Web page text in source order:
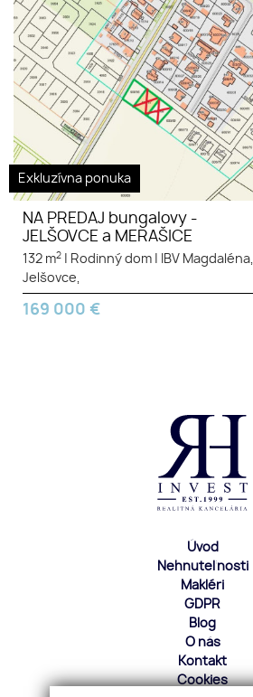
Exkluzívna ponuka
NA PREDAJ bungalovy -
JELŠOVCE a MERAŠICE
132 m2 Rodinný dom
IBV Magdaléna,
Jelšovce,
169 000 €
Úvod
Nehnuteľnosti
Makléri
GDPR
Blog
O nás
Kontakt
Cookies